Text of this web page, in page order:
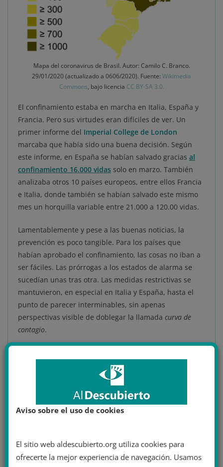
Mapa del coronavirus de Brasil. Autor: Camilo C. Branco.
29/01/2020 (actualizado a 0606/2020). Fuente: Wikimedia
Commons, bajo licencia CC BY-SA 3.0.
El confinamiento estaba en marcha en Italia, España y
Francia. Pero sus virtudes eran difíciles de ver. Un
primer informe del Imperial College de London
marcaba que había sido una buena decisión. Según
este informe, en España se habían salvado gracias al
confinamiento 16.000 vidas solo en marzo. También
analizaba otros 10 países europeos, entre ellos Francia
e Italia, donde también se habían salvado este mismo
mes un horquilla variable entre 21.000 a 120.00 vidas.
Lamentablemente y pese a las buenas noticias, la
prevención es poco tangible. Para los países que
habían aprobado el confinamiento, las cosas no iban a
ser fáciles. Las prórrogas a los estados de alarma se
sucedían unas tras otra. Las medidas restrictivas se
mantuvieron, en especial en Italia y España, hasta el
punto de parecer interminables, sin apenas
perspectivas visible de doblegar la llamada curva de
contagio.
567 muertes
745 muertes diarias
La fe en el confinamiento empezaba a escasear y las
protestas sobre la idoneidad de este aún estaban
presentes en el debate. Debate que, en el caso
acalorado y tenso
. Hasta Alemania sufrió alguna
concentración de protesta en contra a pesar de que sus
perspectivas eran mejores.
Aviso sobre el uso de cookies
El sitio web aldescubierto.org utiliza cookies para
ofrecerte la mejor experiencia de navegación. Usamos